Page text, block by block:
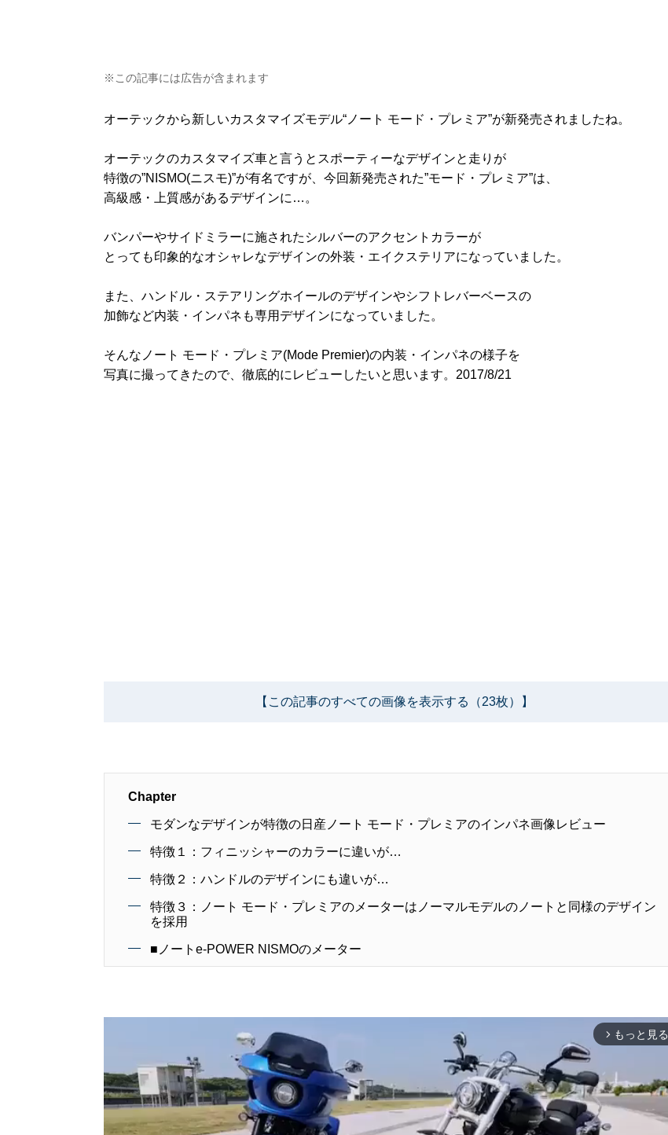
※この記事には広告が含まれます
オーテックから新しいカスタマイズモデル“ノート モード・プレミア”が新発売されましたね。
オーテックのカスタマイズ車と言うとスポーティーなデザインと走りが
特徴の”NISMO(ニスモ)”が有名ですが、今回新発売された”モード・プレミア”は、
高級感・上質感があるデザインに…。
バンパーやサイドミラーに施されたシルバーのアクセントカラーが
とっても印象的なオシャレなデザインの外装・エイクステリアになっていました。
また、ハンドル・ステアリングホイールのデザインやシフトレバーベースの
加飾など内装・インパネも専用デザインになっていました。
そんなノート モード・プレミア(Mode Premier)の内装・インパネの様子を
写真に撮ってきたので、徹底的にレビューしたいと思います。2017/8/21
【この記事のすべての画像を表示する（23枚）】
Chapter
モダンなデザインが特徴の日産ノート モード・プレミアのインパネ画像レビュー
特徴１：フィニッシャーのカラーに違いが…
特徴２：ハンドルのデザインにも違いが…
特徴３：ノート モード・プレミアのメーターはノーマルモデルのノートと同様のデザイン
を採用
■ノートe-POWER NISMOのメーター
arrow_forward_ios もっと見る